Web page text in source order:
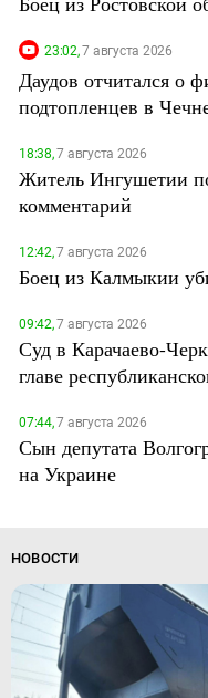
23:02,7 августа 2026
Даудов отчитался о
подтопленцев в
18:38,7 августа 2026
Житель Ингушетии
комментарий
12:42,7 августа 2026
Боец из Калмыкии
09:42,7 августа 2026
Суд в Карачаево-
главе
07:44,7 августа 2026
Сын депутата
на Украине
НОВОСТИ